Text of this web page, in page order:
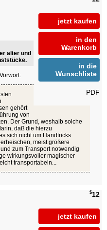
jetzt kaufen
in den
Warenkorb
in die
Wunschliste
PDF
alter und
gehört
von
Der Grund, weshalb solche
daß die hierzu
sich nicht um Handtricks
meist größere
zum Transport notwendig
wirkungsvoller magischer
transportabeln...
$12
jetzt kaufen